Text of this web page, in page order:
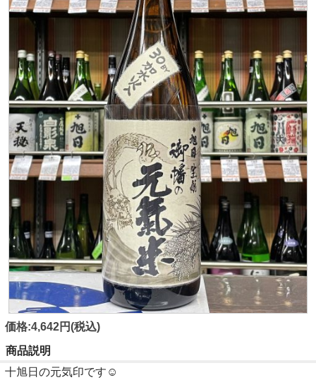
価格:4,642円(税込)
商品説明
十旭日の元気印です☺